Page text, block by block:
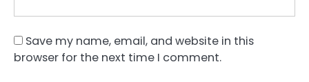
Save my name, email, and website in this
browser for the next time I comment.